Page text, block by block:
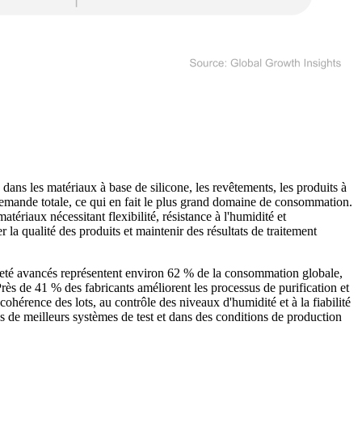
les matériaux à base de silicone, les revêtements, les produits à
totale, ce qui en fait le plus grand domaine de consommation.
nécessitant flexibilité, résistance à l'humidité et
qualité des produits et maintenir des résultats de traitement
avancés représentent environ 62 % de la consommation globale,
de 41 % des fabricants améliorent les processus de purification et
des lots, au contrôle des niveaux d'humidité et à la fiabilité
meilleurs systèmes de test et dans des conditions de production